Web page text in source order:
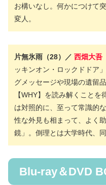
お構いなし。何かにつけて
変人。
片無氷雨（28）／ 西畑大吾
ッキンオン・ロックドドア
グメッセージや現場の遺留
【WHY】を読み解くこと
は対照的に、至って常識的
性な外見も相まって、よく
鏡」。倒理とは大学時代、
Blu-ray＆DVD